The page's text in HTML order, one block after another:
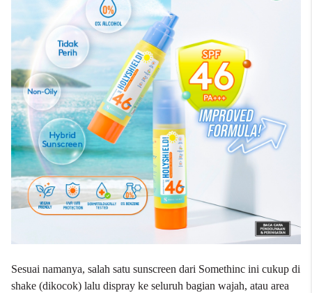
Sesuai namanya, salah satu sunscreen dari Somethinc ini cukup di
shake (dikocok) lalu dispray ke seluruh bagian wajah, atau area